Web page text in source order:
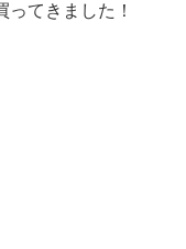
ってきました！